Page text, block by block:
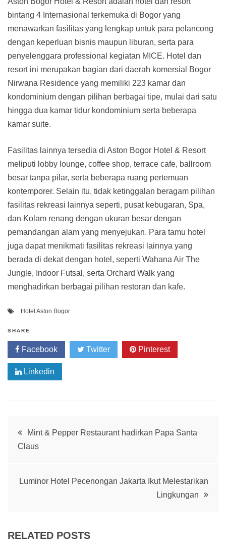
bintang 4 Internasional terkemuka di Bogor yang
menawarkan fasilitas yang lengkap untuk para pelancong
dengan keperluan bisnis maupun liburan, serta para
penyelenggara professional kegiatan MICE. Hotel dan
resort ini merupakan bagian dari daerah komersial Bogor
Nirwana Residence yang memiliki 223 kamar dan
kondominium dengan pilihan berbagai tipe, mulai dari satu
hingga dua kamar tidur kondominium serta beberapa
kamar suite.
Fasilitas lainnya tersedia di Aston Bogor Hotel & Resort
meliputi lobby lounge, coffee shop, terrace cafe, ballroom
besar tanpa pilar, serta beberapa ruang pertemuan
kontemporer. Selain itu, tidak ketinggalan beragam pilihan
fasilitas rekreasi lainnya seperti, pusat kebugaran, Spa,
dan Kolam renang dengan ukuran besar dengan
pemandangan alam yang menyejukan. Para tamu hotel
juga dapat menikmati fasilitas rekreasi lainnya yang
berada di dekat dengan hotel, seperti Wahana Air The
Jungle, Indoor Futsal, serta Orchard Walk yang
menghadirkan berbagai pilihan restoran dan kafe.
Hotel Aston Bogor
SHARE
Facebook Twitter Pinterest
Linkedin
PostMint & Pepper Restaurant hadirkan Papa Santa
Claus
Luminor Hotel Pecenongan Jakarta Ikut Melestarikan
Lingkungan
RELATED POSTS